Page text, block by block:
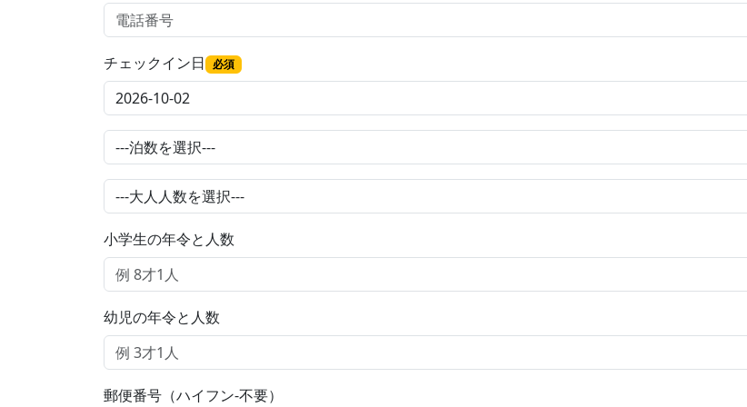
チェックイン日 必須
小学生の年令と人数
幼児の年令と人数
郵便番号（ハイフン-不要）